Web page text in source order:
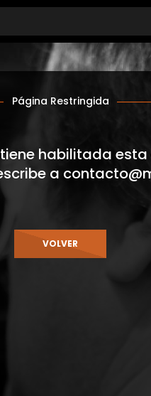
Página Restringida
habilitada esta
a